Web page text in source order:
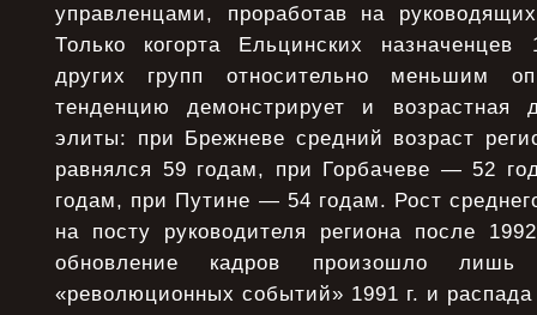
управленцами, проработав на
Только когорта Ельцинских
других групп относительно меньшим
тенденцию демонстрирует и возрастная
элиты: при Брежневе средний возраст
равнялся 59 годам, при Горбачеве — 52
годам, при Путине — 54 годам. Рост
на посту руководителя региона после
обновление кадров произошло
«революционных событий» 1991 г. и